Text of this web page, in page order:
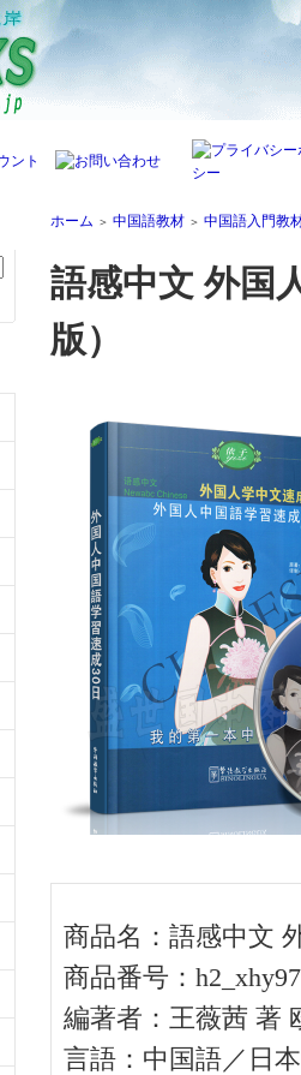
ホーム ＞ 中国語教材 ＞ 中国語入門教
語感中文 外国
版）
商品名：語感中文
商品番号：
編著者：王薇茜 著
言語：中国語／日